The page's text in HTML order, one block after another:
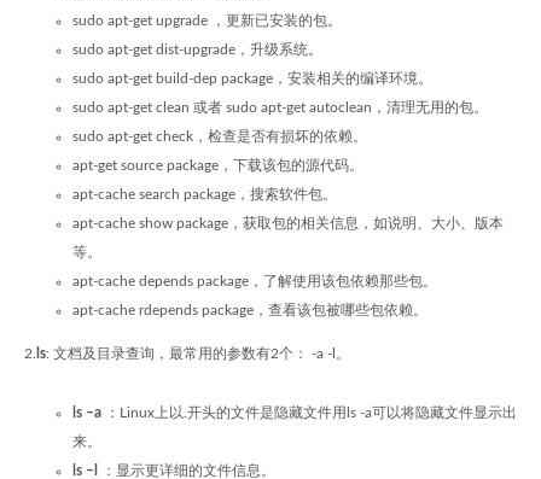
sudo apt-get upgrade ，更新已安装的包。
sudo apt-get dist-upgrade，升级系统。
sudo apt-get build-dep package，安装相关的编译环境。
sudo apt-get clean 或者 sudo apt-get autoclean，清理无用的包。
sudo apt-get check，检查是否有损坏的依赖。
apt-get source package，下载该包的源代码。
apt-cache search package，搜索软件包。
apt-cache show package，获取包的相关信息，如说明、大小、版本
等。
apt-cache depends package，了解使用该包依赖那些包。
apt-cache rdepends package，查看该包被哪些包依赖。
2. ls: 文档及目录查询，最常用的参数有2个： -a -l。
ls –a ：Linux上以.开头的文件是隐藏文件用ls -a可以将隐藏文件显示出
来。
ls –l
：显示更详细的文件信息。